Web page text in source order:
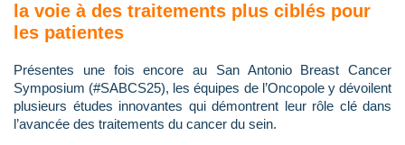
la voie à des traitements plus ciblés pour
les patientes
Présentes une fois encore au San Antonio Breast Cancer
Symposium (#SABCS25), les équipes de l’Oncopole y dévoilent
plusieurs études innovantes qui démontrent leur rôle clé dans
l’avancée des traitements du cancer du sein.